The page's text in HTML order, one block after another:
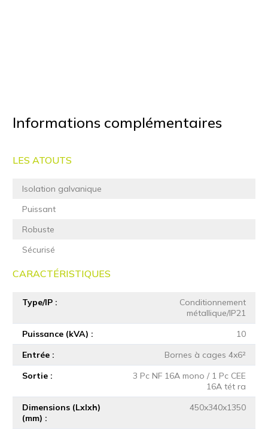
Informations complémentaires
LES ATOUTS
Isolation galvanique
Puissant
Robuste
Sécurisé
CARACTÉRISTIQUES
Type/IP
Conditionnement
métallique/IP21
Puissance (kVA)
10
Entrée
Bornes à cages 4x6²
Sortie
3 Pc NF 16A mono / 1 Pc CEE
16A tét ra
Dimensions (Lxlxh)
(mm)
450x340x1350